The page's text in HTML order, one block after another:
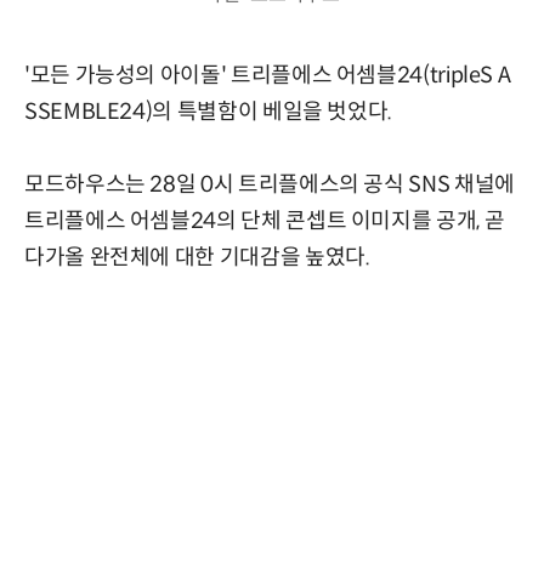
'모든 가능성의 아이돌' 트리플에스 어셈블24(tripleS A
SSEMBLE24)의 특별함이 베일을 벗었다.
모드하우스는 28일 0시 트리플에스의 공식 SNS 채널에
트리플에스 어셈블24의 단체 콘셉트 이미지를 공개, 곧
다가올 완전체에 대한 기대감을 높였다.